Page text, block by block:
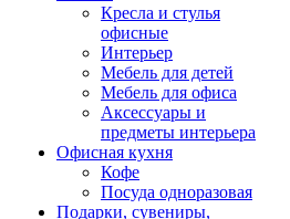
Кресла и стулья
офисные
Интерьер
Мебель для детей
Мебель для офиса
Аксессуары и
предметы интерьера
Офисная кухня
Кофе
Посуда одноразовая
Подарки, сувениры,